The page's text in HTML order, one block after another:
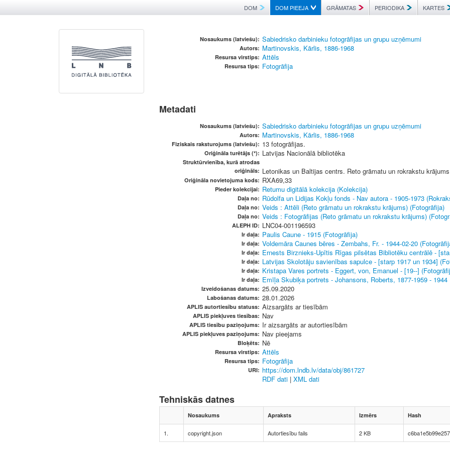
DOM DOM PIEEJA GRĀMATAS PERIODIKA KARTES
Nosaukums (latviešu): Sabiedrisko darbinieku fotogrāfijas un grupu uzņēmumi
Autors: Martinovskis, Kārlis, 1886-1968
Resursa virstips: Attēls
Resursa tips: Fotogrāfija
Metadati
Nosaukums (latviešu): Sabiedrisko darbinieku fotogrāfijas un grupu uzņēmumi
Autors: Martinovskis, Kārlis, 1886-1968
Fiziskais raksturojums (latviešu): 13 fotogrāfijas.
Oriģināla turētājs (*): Latvijas Nacionālā bibliotēka
Struktūrvienība, kurā atrodas
oriģināls: Letonikas un Baltijas centrs. Reto grāmatu un rokrakstu krājums
Oriģināla novietojuma kods: RXA69,33
Pieder kolekcijai: Retumu digitālā kolekcija (Kolekcija)
Daļa no: Rūdolfa un Lidijas Kokļu fonds - Nav autora - 1905-1973
Daļa no: Veids : Attēli (Reto grāmatu un rokrakstu krājums) (Fotogrāfija)
Daļa no: Veids : Fotogrāfijas (Reto grāmatu un rokrakstu krājums)
ALEPH ID: LNC04-001196593
Ir daļa: Paulis Caune - 1915 (Fotogrāfija)
Ir daļa: Voldemāra Caunes bēres - Zembahs, Fr. - 1944-02-20
Ir daļa: Ernests Birznieks-Upītis Rīgas pilsētas Bibliotēku centrālē -
Ir daļa: Latvijas Skolotāju savienības sapulce - [starp 1917 un 1934]
Ir daļa: Kristapa Vares portrets - Eggert, von, Emanuel - [19--]
Ir daļa: Emīļa Skubiķa portrets - Johansons, Roberts, 1877-1959 - 1944
Izveidošanas datums: 25.09.2020
Labošanas datums: 28.01.2026
APLIS autortiesību statuss: Aizsargāts ar tiesībām
APLIS piekļuves tiesības: Nav
APLIS tiesību paziņojums: Ir aizsargāts ar autortiesībām
APLIS piekļuves paziņojums: Nav pieejams
Bloķēts: Nē
Resursa virstips: Attēls
Resursa tips: Fotogrāfija
URI: https://dom.lndb.lv/data/obj/861727
RDF dati | XML dati
Tehniskās datnes
Nosaukums Apraksts Izmērs Hash
1. copyright.json Autortiesību fails 2 KB